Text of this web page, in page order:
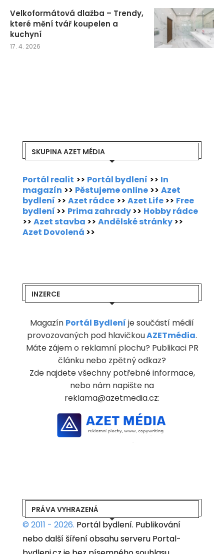
Velkoformátová dlažba – Trendy,
které mění tvář koupelen a
kuchyní
17. 4. 2026
SKUPINA AZET MÉDIA
Portál realit >> Portál bydlení >> In
magazín >> Pěstujeme online >> Azet
bydlení >> Azet rádce >> Azet Life>> Free
bydlení >> Prima zahrady>> Hobby rádce
>> Azet stavba >> Andělské stránky>>
Azet Dovolená >>
INZERCE
Magazín Portál Bydlení je součástí médií
provozovaných pod hlavičkouAZETmédia.
Máte zájem o reklamní plochu? Publikaci PR
článku nebo zpětný odkaz?
Zde najdete všechny potřebné informace,
nebo nám napište na
reklama@azetmedia.cz:
PRÁVA VYHRAZENÁ
© 2011 - 2026. Portál bydlení. Publikování
nebo další šíření obsahu serveru Portal-